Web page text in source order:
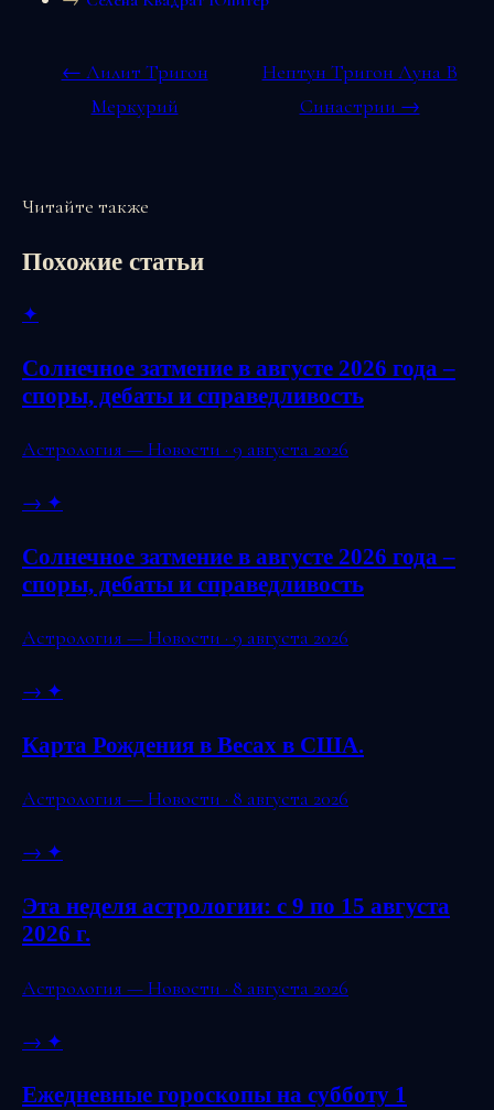
← Лилит Тригон
Меркурий
Нептун Тригон Луна В
Синастрии →
Читайте также
Похожие статьи
✦
Солнечное затмение в августе 2026 года –
споры, дебаты и справедливость
Астрология — Новости · 9 августа 2026
→ ✦
Солнечное затмение в августе 2026 года –
споры, дебаты и справедливость
Астрология — Новости · 9 августа 2026
→ ✦
Карта Рождения в Весах в США.
Астрология — Новости · 8 августа 2026
→ ✦
Эта неделя астрологии: с 9 по 15 августа
2026 г.
Астрология — Новости · 8 августа 2026
→ ✦
Ежедневные гороскопы на субботу 1